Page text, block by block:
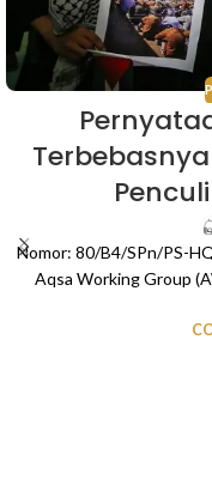
Terbebasnya
Nomor: 80/B4/SPn/PS-
Aqsa Working Group